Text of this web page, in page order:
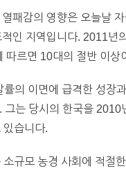
패감의 영향은 오늘날
인 지역입니다. 2011
르면 10대의 절반 이
의 이면에 급격한 성장
는 당시의 한국을
있습니다.
규모 농경 사회에 적절